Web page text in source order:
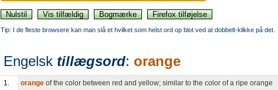
Tip: I de fleste browsere kan man slå et hvilket som helst ord op blot ved at dobbelt-klikke på det.
Engelsk tillægsord: orange
1. orange of the color between red and yellow; similar to the color of a ripe orange